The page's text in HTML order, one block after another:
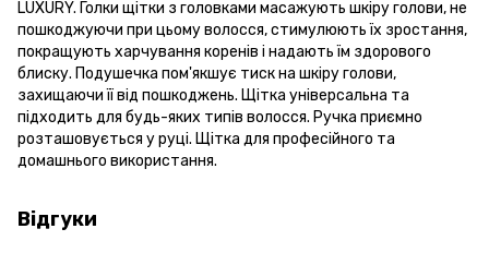
LUXURY. Голки щітки з головками масажують шкіру голови, не
пошкоджуючи при цьому волосся, стимулюють їх зростання,
покращують харчування коренів і надають їм здорового
блиску. Подушечка пом'якшує тиск на шкіру голови,
захищаючи її від пошкоджень. Щітка універсальна та
підходить для будь-яких типів волосся. Ручка приємно
розташовується у руці. Щітка для професійного та
домашнього використання.
Відгуки